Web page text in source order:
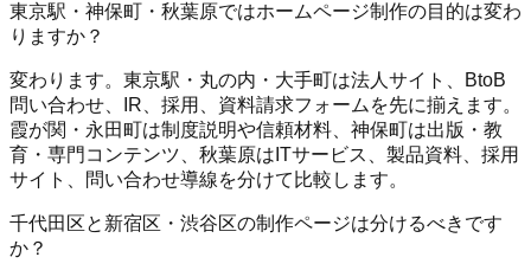
東京駅・神保町・秋葉原ではホームページ制作の目的は変わ
りますか？
変わります。東京駅・丸の内・大手町は法人サイト、BtoB
問い合わせ、IR、採用、資料請求フォームを先に揃えます。
霞が関・永田町は制度説明や信頼材料、神保町は出版・教
育・専門コンテンツ、秋葉原はITサービス、製品資料、採用
サイト、問い合わせ導線を分けて比較します。
千代田区と新宿区・渋谷区の制作ページは分けるべきです
か？